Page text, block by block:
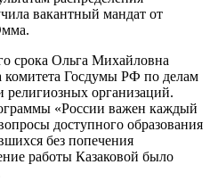
вакантный мандат от
срока Ольга Михайловна
комитета Госдумы РФ по делам
организаций.
«России важен каждый
доступного образования
без попечения
работы Казаковой было